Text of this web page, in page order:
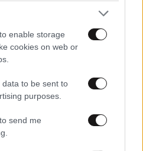
enable storage
cookies on web or
to be sent to
purposes.
send me